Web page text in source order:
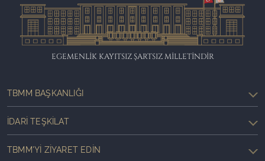
EGEMENLİK KAYITSIZ ŞARTSIZ MİLLETİNDİR
TBMM BAŞKANLIĞI
İDARI TEŞKILAT
TBMM'YI ZIYARET EDIN